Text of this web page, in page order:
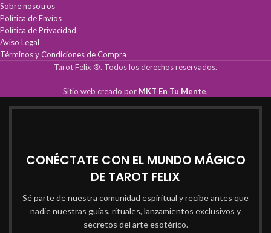
Sobre nosotros
Política de Envíos
Política de Privacidad
Aviso Legal
Términos y Condiciones de Compra
Tarot Felix ®. Todos los derechos reservados.
Sitio web creado por MKT En Tu Mente.
CONÉCTATE CON EL MUNDO MÁGICO
DE TAROT FELIX
Sé parte de nuestra comunidad espiritual y recibe antes que
nadie nuestras guías, rituales, lanzamientos exclusivos y
secretos del arte esotérico.